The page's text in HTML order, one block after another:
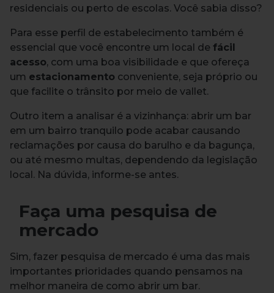
residenciais ou perto de escolas. Você sabia disso?
Para esse perfil de estabelecimento também é
essencial que você encontre um local de fácil
acesso, com uma boa visibilidade e que ofereça
um estacionamento conveniente, seja próprio ou
que facilite o trânsito por meio de vallet.
Outro item a analisar é a vizinhança: abrir um bar
em um bairro tranquilo pode acabar causando
reclamações por causa do barulho e da bagunça,
ou até mesmo multas, dependendo da legislação
local. Na dúvida, informe-se antes.
Faça uma pesquisa de
mercado
Sim, fazer pesquisa de mercado é uma das mais
importantes prioridades quando pensamos na
melhor maneira de como abrir um bar.